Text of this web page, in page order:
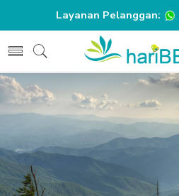
Layanan Pelanggan: